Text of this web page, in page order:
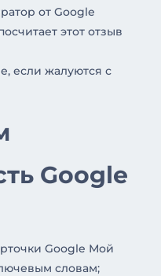
от Google
этот отзыв
если жалуются с
Google
Google Мой
словам;